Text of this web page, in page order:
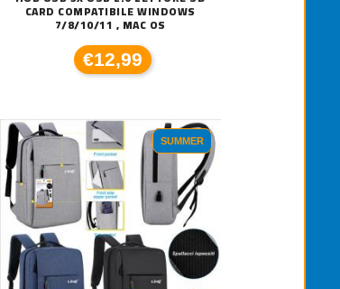
CARTUCCIA ORIGINALE CANON
€23,00
CARD COMPATIBILE WINDOWS
7/8/10/11 , MAC OS
€12,99
SUMMER